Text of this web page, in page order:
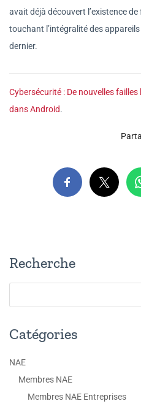
avait déjà découvert l’existence
touchant l’intégralité des
dernier.
Cybersécurité : De nouvelles
dans Android.
Recherche
Catégories
NAE
Membres NAE
Membres NAE Entreprises